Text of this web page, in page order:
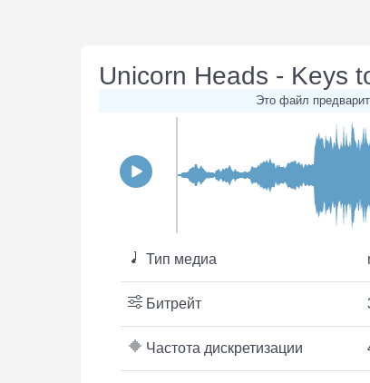
Unicorn Heads - Keys
Это файл
Тип медиа
Битрейт
Частота дискретизации